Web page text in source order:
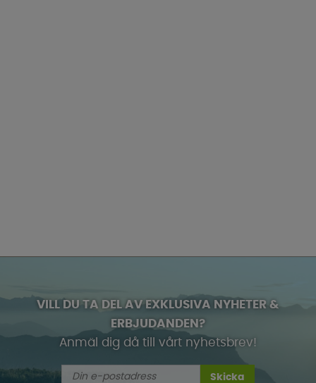
VILL DU TA DEL AV EXKLUSIVA NYHETER &
ERBJUDANDEN?
Anmäl dig då till vårt nyhetsbrev!
Skicka